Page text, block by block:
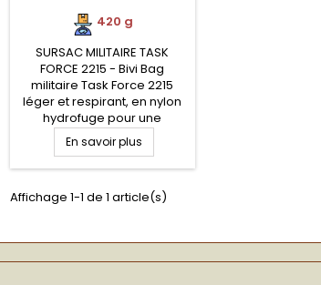
420 g
SURSAC MILITAIRE TASK
FORCE 2215 - Bivi Bag
militaire Task Force 2215
léger et respirant, en nylon
hydrofuge pour une
résistance à toutes
épreuves et en toutes
conditions climatiques.
pour vos bivouacs
En savoir plus
Affichage 1-1 de 1 article(s)